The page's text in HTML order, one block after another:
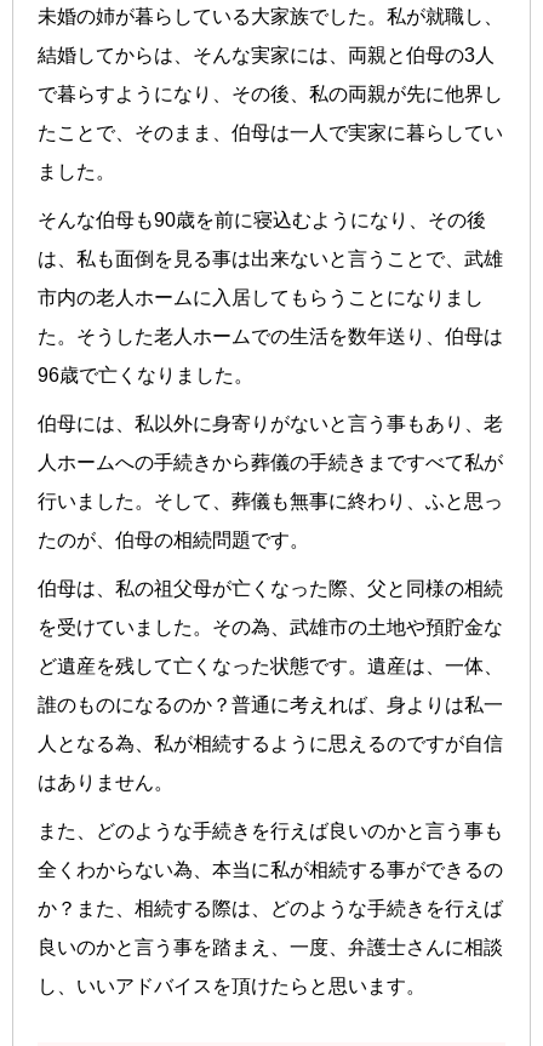
未婚の姉が暮らしている大家族でした。私が就職し、
結婚してからは、そんな実家には、両親と伯母の3人
で暮らすようになり、その後、私の両親が先に他界し
たことで、そのまま、伯母は一人で実家に暮らしてい
ました。
そんな伯母も90歳を前に寝込むようになり、その後
は、私も面倒を見る事は出来ないと言うことで、武雄
市内の老人ホームに入居してもらうことになりまし
た。そうした老人ホームでの生活を数年送り、伯母は
96歳で亡くなりました。
伯母には、私以外に身寄りがないと言う事もあり、老
人ホームへの手続きから葬儀の手続きまですべて私が
行いました。そして、葬儀も無事に終わり、ふと思っ
たのが、伯母の相続問題です。
伯母は、私の祖父母が亡くなった際、父と同様の相続
を受けていました。その為、武雄市の土地や預貯金な
ど遺産を残して亡くなった状態です。遺産は、一体、
誰のものになるのか？普通に考えれば、身よりは私一
人となる為、私が相続するように思えるのですが自信
はありません。
また、どのような手続きを行えば良いのかと言う事も
全くわからない為、本当に私が相続する事ができるの
か？また、相続する際は、どのような手続きを行えば
良いのかと言う事を踏まえ、一度、弁護士さんに相談
し、いいアドバイスを頂けたらと思います。